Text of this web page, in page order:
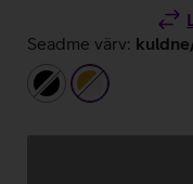
Seadme värv:
mustkuldne/beež